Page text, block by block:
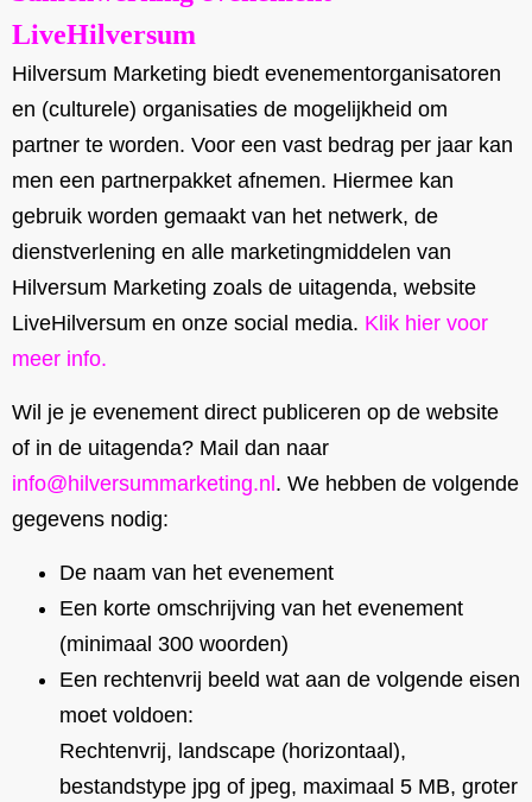
LiveHilversum
Hilversum Marketing biedt evenementorganisatoren
en (culturele) organisaties de mogelijkheid om
partner te worden. Voor een vast bedrag per jaar kan
men een partnerpakket afnemen. Hiermee kan
gebruik worden gemaakt van het netwerk, de
dienstverlening en alle marketingmiddelen van
Hilversum Marketing zoals de uitagenda, website
LiveHilversum en onze social media. Klik hier voor
meer info.
Wil je je evenement direct publiceren op de website
of in de uitagenda? Mail dan naar
info@hilversummarketing.nl . We hebben de volgende
gegevens nodig:
De naam van het evenement
Een korte omschrijving van het evenement
(minimaal 300 woorden)
Een rechtenvrij beeld wat aan de volgende eisen
moet voldoen:
Rechtenvrij, landscape (horizontaal),
bestandstype jpg of jpeg, maximaal 5 MB, groter